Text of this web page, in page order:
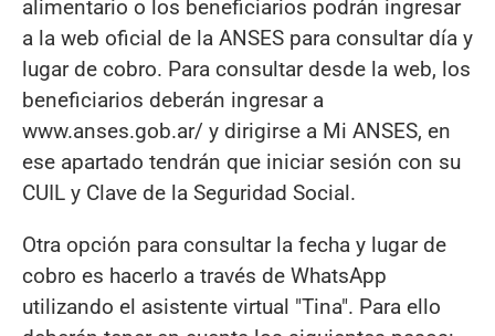
alimentario o los beneficiarios podrán ingresar
a la web oficial de la ANSES para consultar día y
lugar de cobro. Para consultar desde la web, los
beneficiarios deberán ingresar a
www.anses.gob.ar/ y dirigirse a Mi ANSES, en
ese apartado tendrán que iniciar sesión con su
CUIL y Clave de la Seguridad Social.
Otra opción para consultar la fecha y lugar de
cobro es hacerlo a través de WhatsApp
utilizando el asistente virtual "Tina". Para ello